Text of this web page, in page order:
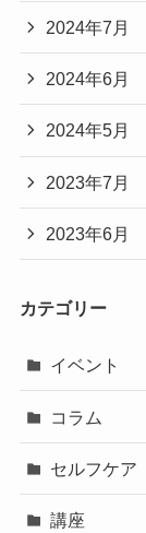
2024年7月
2024年6月
2024年5月
2023年7月
2023年6月
カテゴリー
イベント
コラム
セルフケア
講座